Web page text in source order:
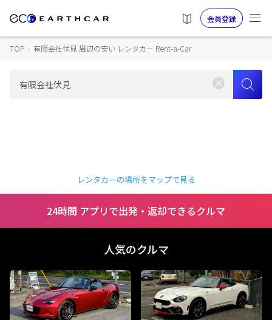
会員登録
TOP › 有限会社伏見 周辺の安い レンタカー Rent-a-Car
レンタカーの場所をマップで見る
24時間 アプリで出発・返却できるクルマ
人気のクルマ